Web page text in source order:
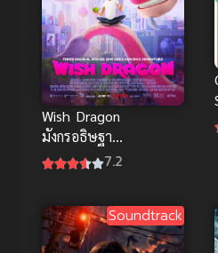
Wish Dragon
มังกรอธิษฐาน
พากย์ไทย 7.2
Soundtrack